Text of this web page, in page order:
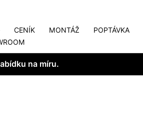
CENÍK MONTÁŽ
POPTÁVKA
na míru.